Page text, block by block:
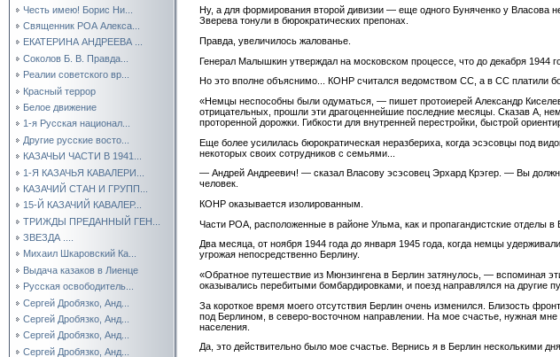
Честь имею! Борис Ни...
Священник РОА Алекса...
ЕКАТЕРИНА АНДРЕЕВА ...
Соколов Б. В. Правда...
Реалии советского вр...
Красный террор
Белое движение
1-я Русская национал...
Другие русские восто...
КАЗАЧЬИ ЧАСТИ В 1941...
1-Я КАЗАЧЬЯ КАВАЛЕРИ...
КАЗАЧИЙ СТАН И ГРУПП...
15-Й КАЗАЧИЙ КАВАЛЕР...
ТРИЖДЫ ПРЕДАННЫЙ ГЕН...
ЗВЕЗДА ....
Михаил Шкаровский Ка...
Выдача казаков в Лиенце
Русская освободитель...
Сергей Дробязко, Анд...
Сергей Дробязко, Анд...
Сергей Дробязко, Анд...
Сергей Дробязко, Анд...
Ну, а для формирования второй дивизии — еще одного Буняченко у Власова
Зверева тонули в бюрократических препонах.
Правда, увеличилось жалованье.
Генерал Малышкин утверждал на московском процессе, что до декабря 1944
Но это вполне объяснимо... КОНР считался ведомством СС, а в СС платили
«Немцы неспособны были одуматься, — пишет протоиерей Александр
отрицательных, прошли эти драгоценнейшие последние месяцы. Сказав А,
проторенной дорожки. Гибкости для внутренней перестройки, быстрой
Еще более усилилась бюрократическая неразбериха, когда эсэсовцы под
некоторых своих сотрудников с семьями...
— Андрей Андреевич! — сказал Власову эсэсовец Эрхард Крэгер. — Вы
человек.
КОНР оказывается изолированным.
Части РОА, расположенные в районе Ульма, как и пропагандистские отделы в
Два месяца, от ноября 1944 года до января 1945 года, когда немцы
угрожая непосредственно Берлину.
«Обратное путешествие из Мюнзингена в Берлин затянулось, — вспоминая
оказывались перебитыми бомбардировками, и поезд направлялся на другие
За короткое время моего отсутствия Берлин очень изменился. Близость
под Берлином, в северо-восточном направлении. На мое счастье, нужная
населения.
Да, это действительно было мое счастье. Вернись я в Берлин несколькими